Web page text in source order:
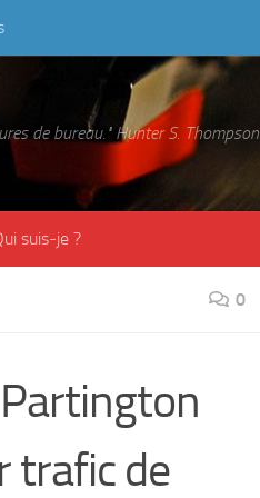
de bureau." Hunter S. Thompson
suis-je ?
0
trafic de